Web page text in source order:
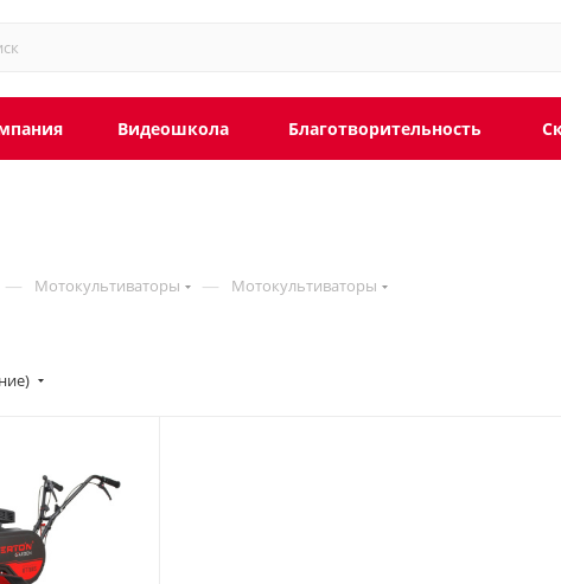
Видеошкола Благотворительность
— Мотокультиваторы — Мотокультиваторы